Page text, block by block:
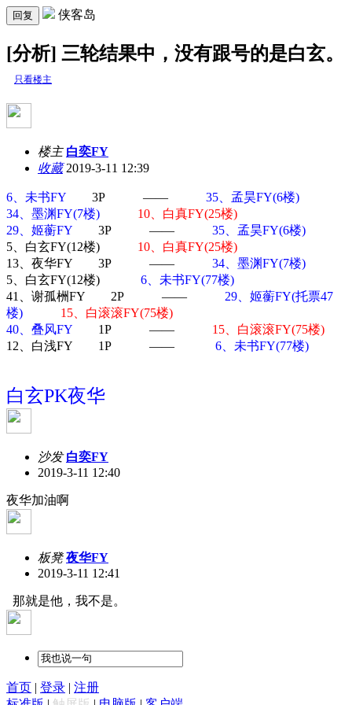
回复 侠客岛
[分析] 三轮结果中，没有跟号的是白玄。
只看楼主
楼主 白奕FY
收藏2019-3-11 12:39
6、未书FY 3P —— 35、孟昊FY(6楼)
34、墨渊FY(7楼)
10、白真FY(25楼)
29、姬蘅FY
3P —— 35、孟昊FY(6楼)
5、白玄FY(12楼)
10、白真FY(25楼)
13、夜华FY 3P ——
34、墨渊FY(7楼)
5、白玄FY(12楼)
6、未书FY(77楼)
41、谢孤栦FY 2P —— 29、姬蘅FY(托票47
楼)
15、白滚滚FY(75楼)
40、叠风FY
1P —— 15、白滚滚FY(75楼)
12、白浅FY 1P ——
6、未书FY(77楼)
白玄PK夜华
沙发 白奕FY
2019-3-11 12:40
夜华加油啊
板凳 夜华FY
2019-3-11 12:41
那就是他，我不是。
首页 | 登录 | 注册